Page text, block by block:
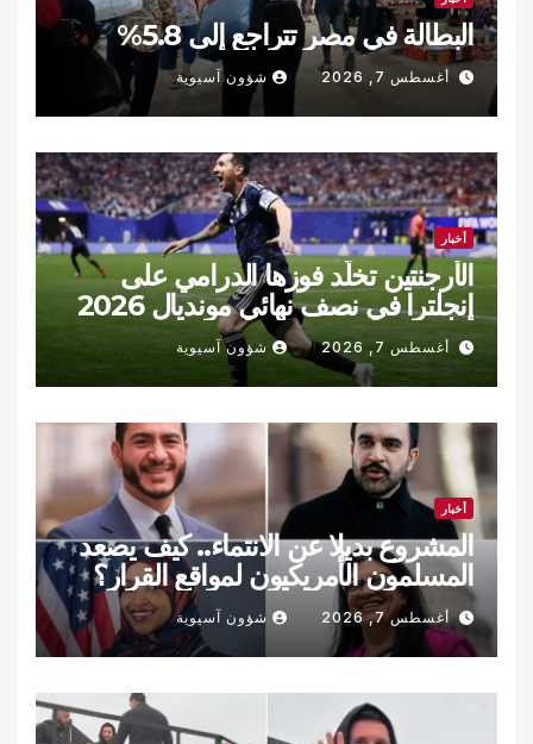
البطالة في مصر تتراجع إلى 5.8%
أغسطس 7, 2026 شؤون آسيوية
أخبار
الأرجنتين تخلّد فوزها الدرامي على
إنجلترا في نصف نهائي مونديال 2026
(فيديو)
أغسطس 7, 2026 شؤون آسيوية
أخبار
المشروع بديلا عن الانتماء.. كيف يصعد
المسلمون الأمريكيون لمواقع القرار؟
أغسطس 7, 2026 شؤون آسيوية